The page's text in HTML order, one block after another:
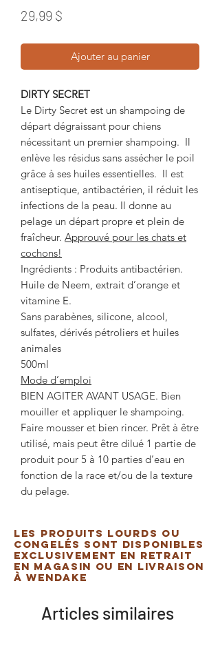
29,99 $
Ajouter au panier
DIRTY SECRET
Le Dirty Secret est un shampoing de
départ dégraissant pour chiens
nécessitant un premier shampoing. Il
enlève les résidus sans assécher le poil
grâce à ses huiles essentielles. Il est
antiseptique, antibactérien, il réduit les
infections de la peau. Il donne au
pelage un départ propre et plein de
fraîcheur. Approuvé pour les chats et
cochons!
Ingrédients : Produits antibactérien.
Huile de Neem, extrait d’orange et
vitamine E.
Sans parabènes, silicone, alcool,
sulfates, dérivés pétroliers et huiles
animales
500ml
Mode d’emploi
BIEN AGITER AVANT USAGE. Bien
mouiller et appliquer le shampoing.
Faire mousser et bien rincer. Prêt à être
utilisé, mais peut être dilué 1 partie de
produit pour 5 à 10 parties d’eau en
fonction de la race et/ou de la texture
du pelage.
Les produits lourds ou
congelés sont disponibles
exclusivement en retrait
en magasin ou en livraison
à Wendake
Articles similaires